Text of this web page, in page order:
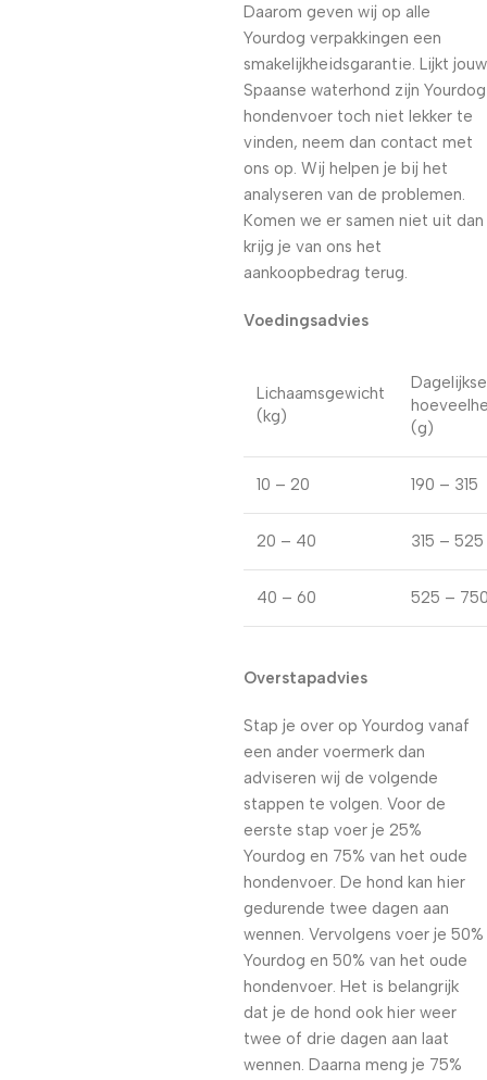
Daarom geven wij op alle
Yourdog verpakkingen een
smakelijkheidsgarantie. Lijkt jouw
Spaanse waterhond zijn Yourdog
hondenvoer toch niet lekker te
vinden, neem dan contact met
ons op. Wij helpen je bij het
analyseren van de problemen.
Komen we er samen niet uit dan
krijg je van ons het
aankoopbedrag terug.
Voedingsadvies
Lichaamsgewicht
(kg)
Dagelijkse
(g)
10 – 20 190 – 315
20 – 40 315 – 525
40 – 60 525 –
Overstapadvies
Stap je over op Yourdog vanaf
een ander voermerk dan
adviseren wij de volgende
stappen te volgen. Voor de
eerste stap voer je 25%
Yourdog en 75% van het oude
hondenvoer. De hond kan hier
gedurende twee dagen aan
wennen. Vervolgens voer je 50%
Yourdog en 50% van het oude
hondenvoer. Het is belangrijk
dat je de hond ook hier weer
twee of drie dagen aan laat
wennen. Daarna meng je 75%